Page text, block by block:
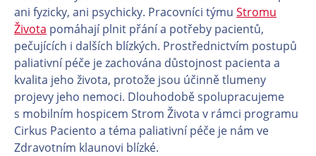
ani fyzicky, ani psychicky. Pracovníci týmu Stromu
Života pomáhají plnit přání a potřeby pacientů,
pečujících i dalších blízkých. Prostřednictvím postupů
paliativní péče je zachována důstojnost pacienta a
kvalita jeho života, protože jsou účinně tlumeny
projevy jeho nemoci. Dlouhodobě spolupracujeme
s mobilním hospicem Strom Života v rámci programu
Cirkus Paciento a téma paliativní péče je nám ve
Zdravotním klaunovi blízké.